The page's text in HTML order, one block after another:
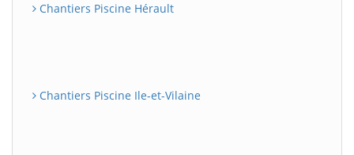
Chantiers Piscine Hérault
Chantiers Piscine Ile-et-Vilaine